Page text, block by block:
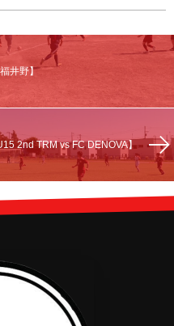
井野】
2nd TRM vs FC DENOVA】